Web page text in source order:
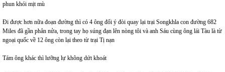
phun khói mịt mù
Đi được hơn nữa đoạn đường thì có 4 ông đổi ý đòi quay lại trại Songkhla con đường 682
Miles đã gần phân nửa, trong tay họ súng đạn lên nòng tôi và anh Sáu cùng ông lái Tàu là từ
ngoại quốc về 12 ông còn lại theo từ trại Tị nạn
Tám ông khác thì lưỡng lự không dứt khoát